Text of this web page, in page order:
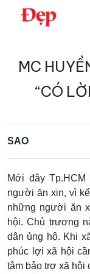
Chuyển
kiếm
MC
“CÓ
SAO
Mới đây
người ăn xin, vì
những người ăn
hội. Chủ trương
dân ủng hộ. Khi
phúc lợi xã hội
tâm bảo trợ xã